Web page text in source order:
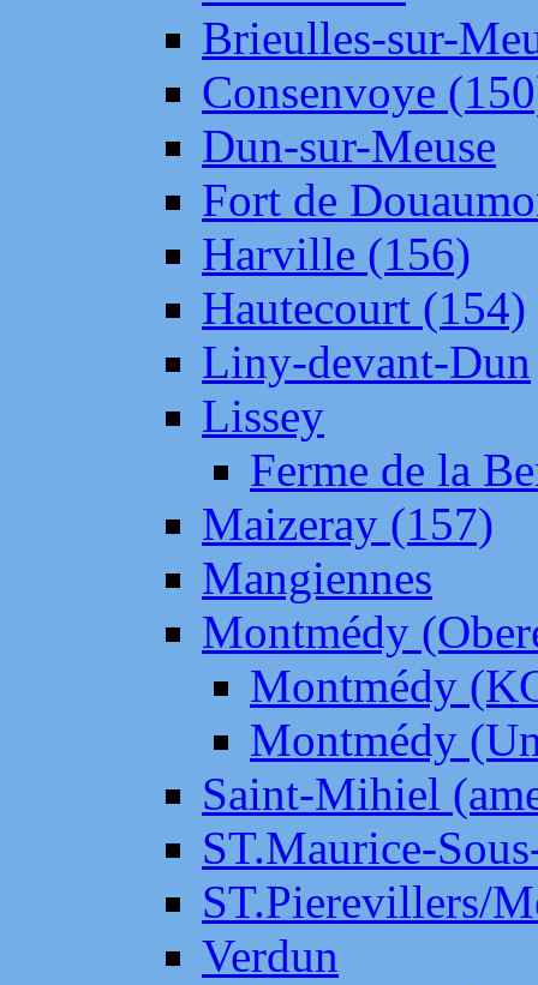
Brieulles-sur-
Consenvoye
Dun-sur-Meuse
Fort de
Harville (156)
Hautecourt (154)
Liny-devant-Dun
Lissey
Ferme de la
Maizeray (157)
Mangiennes
Montmédy
Montmédy
Montmédy
Saint-Mihiel
ST.Maurice-
ST.Pierevillers/
Verdun